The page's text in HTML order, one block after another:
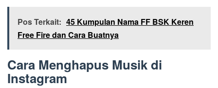
Pos Terkait: 45 Kumpulan Nama FF BSK Keren
Free Fire dan Cara Buatnya
Cara Menghapus Musik di
Instagram